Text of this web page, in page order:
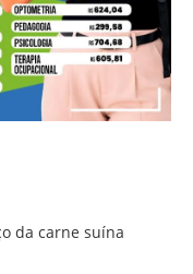
da carne suína